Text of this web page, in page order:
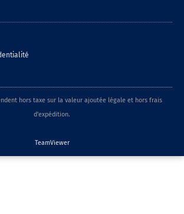
hors taxe sur la valeur ajoutée légale et hors frais
d'expédition.
TeamViewer